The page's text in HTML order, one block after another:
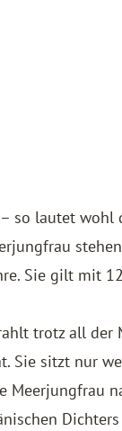
so lautet wohl
Sie gilt mit
trotz all der
Sie sitzt nur
Meerjungfrau
Dichters